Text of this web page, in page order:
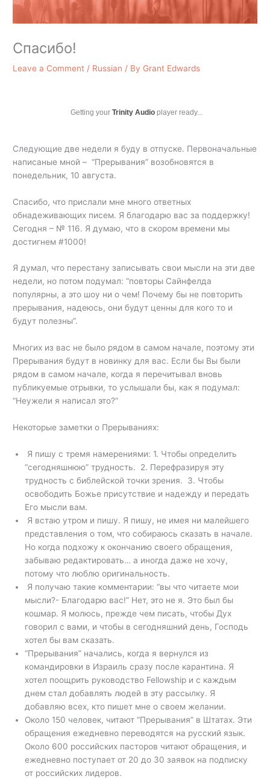
Спасибо!
Leave a Comment / Russian / By Grant Edwards
Getting your Trinity Audioplayer ready...
Следующие две недели я буду в отпуске. Первоначальные
написаные мной – “Прерывания” возобновятся в
понедельник, 10 августа.
Спасибо, что прислали мне много ответных
обнадеживающих писем. Я благодарю вас за поддержку!
Сегодня – № 116. Я думаю, что в скором времени мы
достигнем #1000!
Я думал, что перестану записывать свои мысли на эти две
недели, но потом подумал: “повторы Сайнфелда
популярны, а это шоу ни о чем! Почему бы не повторить
прерывания, надеюсь, они будут ценны для кого то и
будут полезны”.
Многих из вас не было рядом в самом начале, поэтому эти
Прерывания будут в новинку для вас. Если бы Вы были
рядом в самом начале, когда я перечитывал вновь
публикуемые отрывки, то услышали бы, как я подумал:
“Неужели я написал это?”
Некоторые заметки о Прерываниях:
Я пишу с тремя намерениями: 1. Чтобы определить
“сегодняшнюю” трудность. 2. Перефразируя эту
трудность с библейской точки зрения. 3. Чтобы
освободить Божье присутствие и надежду и передать
Его мысли вам.
Я встаю утром и пишу. Я пишу, не имея ни малейшего
представления о том, что собираюсь сказать в начале.
Но когда подхожу к окончанию своего обращения,
забываю редактировать… а иногда даже не хочу,
потому что люблю оригинальность.
Я получаю такие комментарии: “вы что читаете мои
мысли?- Благодарю вас!” Нет, это не я. Это был бы
кошмар. Я молюсь, прежде чем писать, чтобы Дух
говорил с вами, и чтобы в сегодняшний день, Господь
хотел бы вам сказать.
“Прерывания” начались, когда я вернулся из
командировки в Израиль сразу после карантина. Я
хотел поощрить руководство Fellowship и с каждым
днем стал добавлять людей в эту рассылку. Я
добавляю всех, кто пишет мне о своем желании.
Около 150 человек, читают “Прерывания” в Штатах. Эти
обращения ежедневно переводятся на русский язык.
Около 600 российских пасторов читают обращения, и
ежедневно поступает от 20 до 30 заявок на подписку
от российских лидеров.